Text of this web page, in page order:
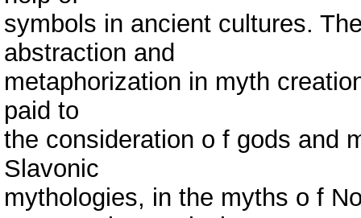
symbols in ancient cultures.
abstraction and
metaphorization in myth
paid to
the consideration o f gods and
Slavonic
mythologies, in the myths o f